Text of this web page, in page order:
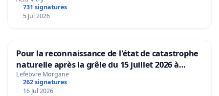
731 signatures
5 Jul 2026
Pour la reconnaissance de l'état de catastrophe
naturelle après la grêle du 15 juillet 2026 à
Aubenas et ses alentours
Lefebvre Morgane
262 signatures
16 Jul 2026